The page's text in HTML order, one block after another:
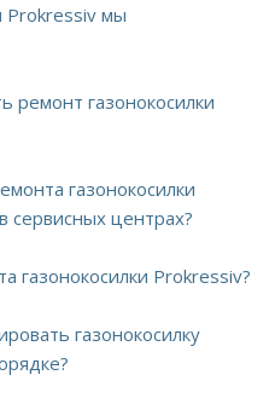
Prokressiv мы
ремонт газонокосилки
газонокосилки
сервисных центрах?
газонокосилки Prokressiv?
газонокосилку